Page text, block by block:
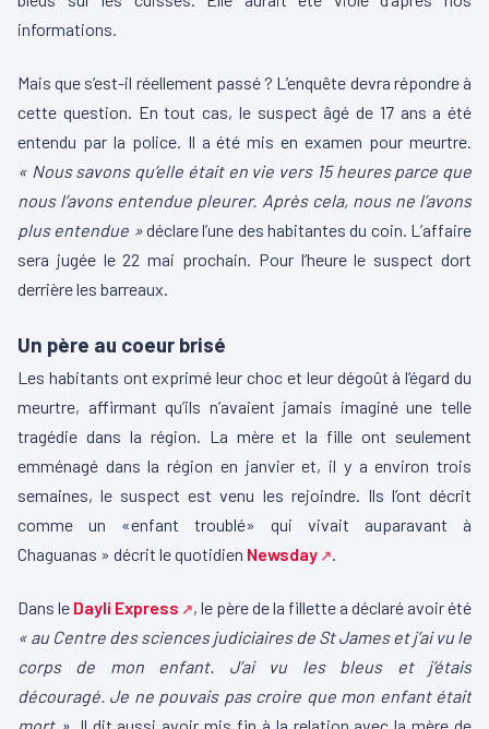
informations.
Mais que s’est-il réellement passé ? L’enquête devra répondre à
cette question. En tout cas, le suspect âgé de 17 ans a été
entendu par la police. Il a été mis en examen pour meurtre.
« Nous savons qu’elle était en vie vers 15 heures parce que
nous l’avons entendue pleurer. Après cela, nous ne l’avons
plus entendue »déclare l’une des habitantes du coin. L’affaire
sera jugée le 22 mai prochain. Pour l’heure le suspect dort
derrière les barreaux.
Un père au coeur brisé
Les habitants ont exprimé leur choc et leur dégoût à l’égard du
meurtre, affirmant qu’ils n’avaient jamais imaginé une telle
tragédie dans la région. La mère et la fille ont seulement
emménagé dans la région en janvier et, il y a environ trois
semaines, le suspect est venu les rejoindre. Ils l’ont décrit
comme un «enfant troublé» qui vivait auparavant à
Chaguanas » décrit le quotidien Newsday
Dans le Dayli Express
, le père de la fillette a déclaré avoir été
« au Centre des sciences judiciaires de St James et j’ai vu le
corps de mon enfant. J’ai vu les bleus et j’étais
découragé. Je ne pouvais pas croire que mon enfant était